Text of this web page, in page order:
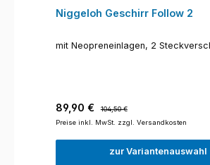
Niggeloh Geschirr Follow 2
mit Neopreneinlagen, 2
Verkaufspreis:
89,90 €
104,50 €
Preise inkl. MwSt. zzgl. Versandkosten
zur Variantenauswahl